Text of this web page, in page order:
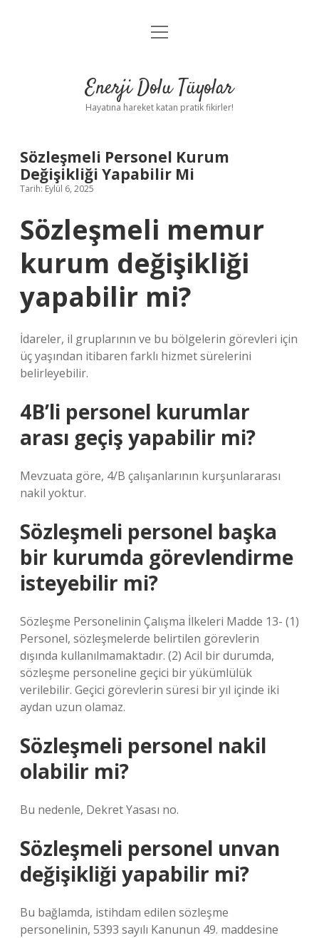
Anasayfa
Yasal Uyarı
menüyü
Enerji Dolu Tüyolar
Hayatına hareket katan pratik fikirler!
Sözleşmeli Personel Kurum
Değişikliği Yapabilir Mi
Tarih: Eylül 6, 2025
Sözleşmeli memur
kurum değişikliği
yapabilir mi?
İdareler, il gruplarının ve bu bölgelerin görevleri için
üç yaşından itibaren farklı hizmet sürelerini
belirleyebilir.
4B’li personel kurumlar
arası geçiş yapabilir mi?
Mevzuata göre, 4/B çalışanlarının kurşunlararası
nakil yoktur.
Sözleşmeli personel başka
bir kurumda görevlendirme
isteyebilir mi?
Sözleşme Personelinin Çalışma İlkeleri Madde 13- (1)
Personel, sözleşmelerde belirtilen görevlerin
dışında kullanılmamaktadır. (2) Acil bir durumda,
sözleşme personeline geçici bir yükümlülük
verilebilir. Geçici görevlerin süresi bir yıl içinde iki
aydan uzun olamaz.
Sözleşmeli personel nakil
olabilir mi?
Bu nedenle, Dekret Yasası no.
Sözleşmeli personel unvan
değişikliği yapabilir mi?
Bu bağlamda, istihdam edilen sözleşme
personelinin, 5393 sayılı Kanunun 49. maddesine